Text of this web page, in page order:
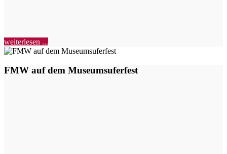
weiterlesen ...
FMW auf dem Museumsuferfest